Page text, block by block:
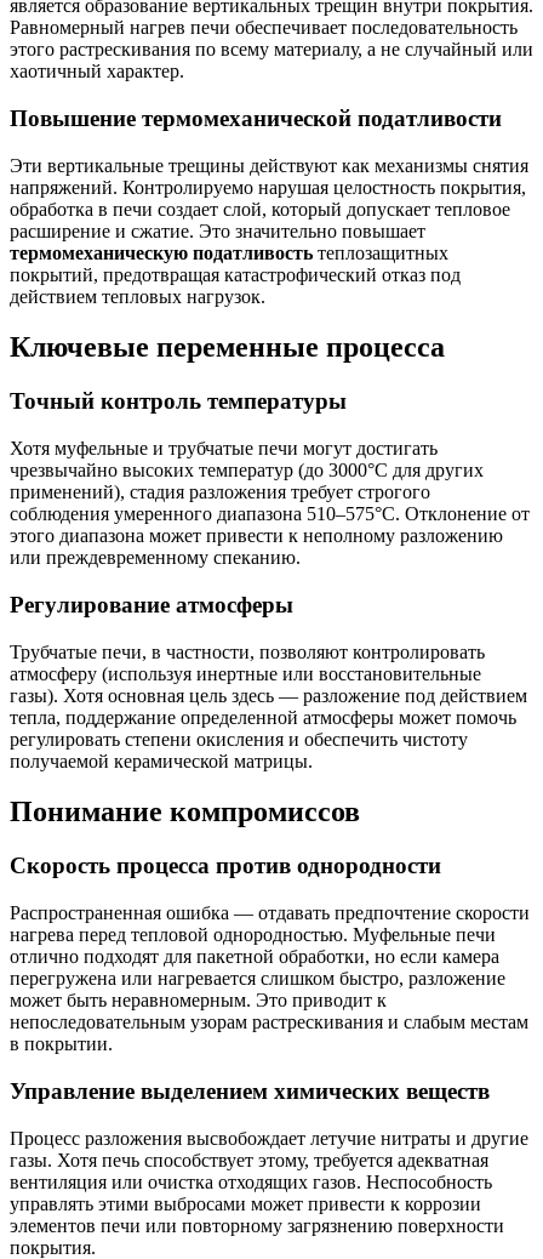
является образование вертикальных трещин внутри покрытия.
Равномерный нагрев печи обеспечивает последовательность
этого растрескивания по всему материалу, а не случайный или
хаотичный характер.
Повышение термомеханической податливости
Эти вертикальные трещины действуют как механизмы снятия
напряжений. Контролируемо нарушая целостность покрытия,
обработка в печи создает слой, который допускает тепловое
расширение и сжатие. Это значительно повышает
термомеханическую податливость теплозащитных
покрытий, предотвращая катастрофический отказ под
действием тепловых нагрузок.
Ключевые переменные процесса
Точный контроль температуры
Хотя муфельные и трубчатые печи могут достигать
чрезвычайно высоких температур (до 3000°C для других
применений), стадия разложения требует строгого
соблюдения умеренного диапазона 510–575°C. Отклонение от
этого диапазона может привести к неполному разложению
или преждевременному спеканию.
Регулирование атмосферы
Трубчатые печи, в частности, позволяют контролировать
атмосферу (используя инертные или восстановительные
газы). Хотя основная цель здесь — разложение под действием
тепла, поддержание определенной атмосферы может помочь
регулировать степени окисления и обеспечить чистоту
получаемой керамической матрицы.
Понимание компромиссов
Скорость процесса против однородности
Распространенная ошибка — отдавать предпочтение скорости
нагрева перед тепловой однородностью. Муфельные печи
отлично подходят для пакетной обработки, но если камера
перегружена или нагревается слишком быстро, разложение
может быть неравномерным. Это приводит к
непоследовательным узорам растрескивания и слабым местам
в покрытии.
Управление выделением химических веществ
Процесс разложения высвобождает летучие нитраты и другие
газы. Хотя печь способствует этому, требуется адекватная
вентиляция или очистка отходящих газов. Неспособность
управлять этими выбросами может привести к коррозии
элементов печи или повторному загрязнению поверхности
покрытия.